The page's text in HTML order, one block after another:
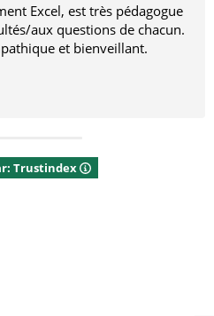
Excel, est très pédagogue
aux questions de chacun.
et bienveillant.
Trustindex